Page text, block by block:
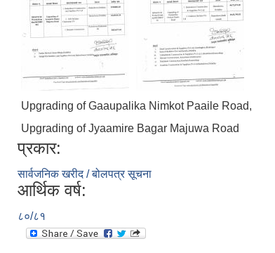
Upgrading of Gaaupalika Nimkot Paaile Road,
Upgrading of Jyaamire Bagar Majuwa Road
प्रकार:
सार्वजनिक खरीद / बोलपत्र सूचना
आर्थिक वर्ष:
८०/८१